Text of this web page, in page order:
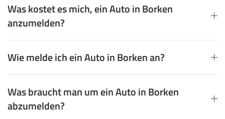
Was kostet es mich, ein Auto in Borken
anzumelden?
Wie melde ich ein Auto in Borken an?
Was braucht man um ein Auto in Borken
abzumelden?